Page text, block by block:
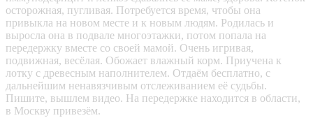
осторожная, пугливая. Потребуется время, чтобы она
привыкла на новом месте и к новым людям. Родилась и
выросла она в подвале многоэтажки, потом попала на
передержку вместе со своей мамой. Очень игривая,
подвижная, весёлая. Обожает влажный корм. Приучена к
лотку с древесным наполнителем. Отдаём бесплатно, с
дальнейшим ненавязчивым отслеживанием её судьбы.
Пишите, вышлем видео. На передержке находится в области,
в Москву привезём.